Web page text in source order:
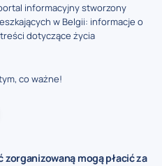
informacyjny stworzony
w Belgii: informacje o
dotyczące życia
co ważne!
mogą płacić za